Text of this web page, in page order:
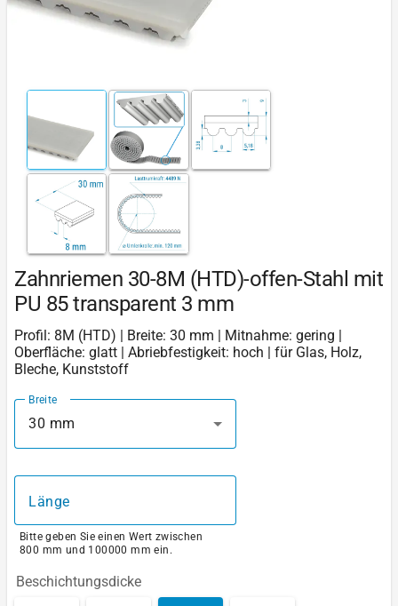
Zahnriemen 30-8M (HTD)-offen-Stahl mit
PU 85 transparent 3 mm
Profil: 8M (HTD) | Breite: 30 mm | Mitnahme: gering |
Oberfläche: glatt | Abriebfestigkeit: hoch | für Glas, Holz,
Bleche, Kunststoff
Breite
30 mm
Länge
Bitte geben Sie einen Wert zwischen
800 mm und 100000 mm ein.
Beschichtungsdicke